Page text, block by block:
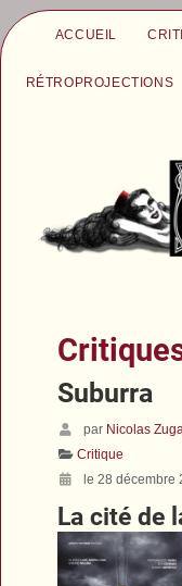
ACCUEIL
RÉTROPROJECTIONS
Suburra
par Nicolas
Critique
le 28 décembre
La cité de